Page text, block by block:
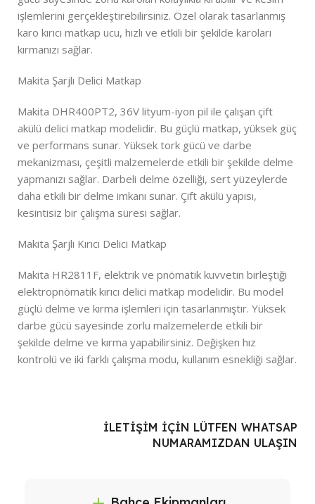
işlemlerini gerçekleştirebilirsiniz. Özel olarak tasarlanmış
karo kırıcı matkap ucu, hızlı ve etkili bir şekilde karoları
kırmanızı sağlar.
Makita Şarjlı Delici Matkap
Makita DHR400PT2, 36V lityum-iyon pil ile çalışan çift
akülü delici matkap modelidir. Bu güçlü matkap, yüksek güç
ve performans sunar. Yüksek tork gücü ve darbe
mekanizması, çeşitli malzemelerde etkili bir şekilde delme
yapmanızı sağlar. Darbeli delme özelliği, sert yüzeylerde
daha etkili bir delme imkanı sunar. Çift akülü yapısı,
kesintisiz bir çalışma süresi sağlar.
Makita Şarjlı Kırıcı Delici Matkap
Makita HR2811F, elektrik ve pnömatik kuvvetin birleştiği
elektropnömatik kırıcı delici matkap modelidir. Bu model
güçlü delme ve kırma işlemleri için tasarlanmıştır. Yüksek
darbe gücü sayesinde zorlu malzemelerde etkili bir
şekilde delme ve kırma yapabilirsiniz. Değişken hız
kontrolü ve iki farklı çalışma modu, kullanım esnekliği sağlar.
ILETIŞIM IÇIN LÜTFEN WHATSAP
NUMARAMIZDAN ULAŞIN